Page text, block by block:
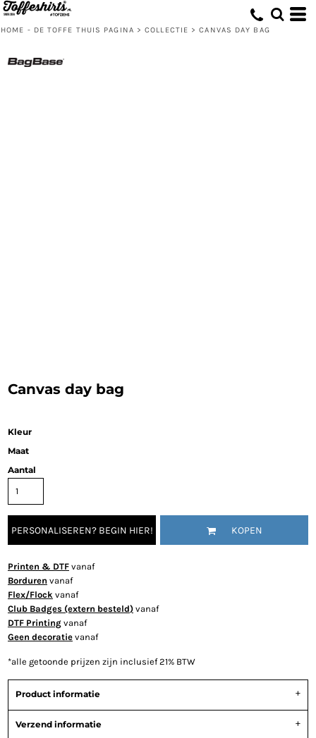
HOME - DE TOFFE THUIS PAGINA > COLLECTIE > CANVAS DAY BAG
Canvas day bag
Kleur
Maat
Aantal
PERSONALISEREN? BEGIN HIER! KOPEN
Printen & DTF vanaf
Borduren vanaf
Flex/Flock vanaf
Club Badges (extern besteld) vanaf
DTF Printing vanaf
Geen decoratie vanaf
*alle getoonde prijzen zijn inclusief 21% BTW
Product informatie
Verzend informatie